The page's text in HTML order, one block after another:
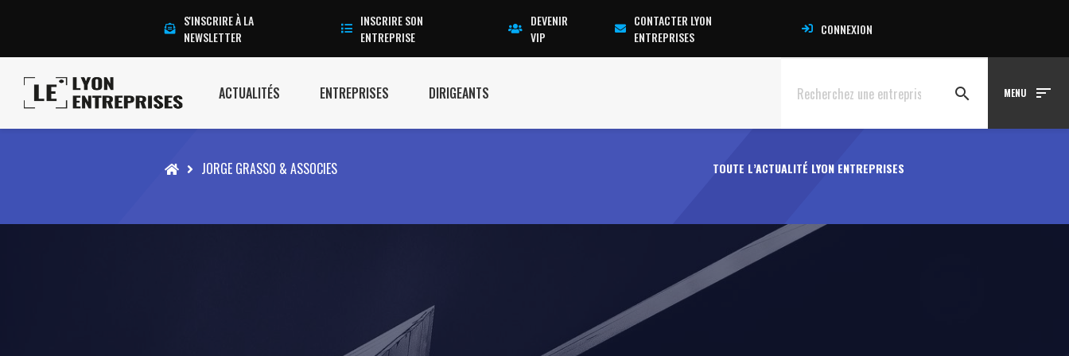
S'INSCRIRE À LA
NEWSLETTER
INSCRIRE SON
ENTREPRISE
DEVENIR
VIP
CONTACTER LYON
ENTREPRISES
CONNEXION
ACTUALITÉS ENTREPRISES DIRIGEANTS search MENU sort
Accueil JORGE GRASSO & ASSOCIES TOUTE L’ACTUALITÉ LYON ENTREPRISES